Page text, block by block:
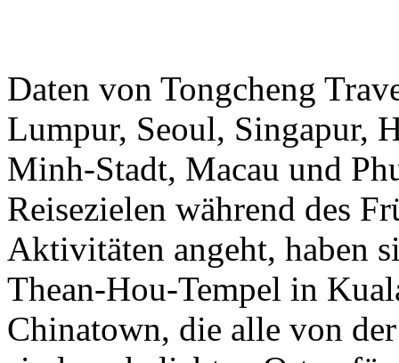
Daten von Tongcheng
Lumpur, Seoul, Singapur,
Minh-Stadt, Macau und
Reisezielen während des
Aktivitäten angeht, haben
Thean-Hou-Tempel in
Chinatown, die alle von